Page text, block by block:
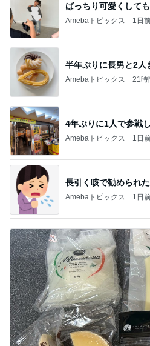
ばっちり可愛くして
Amebaトピックス 1日
半年ぶりに長男と2人
Amebaトピックス 21時
4年ぶりに1人で参戦
Amebaトピックス 1日
長引く咳で勧められ
Amebaトピックス 1日